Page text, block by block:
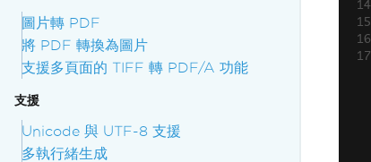
圖片轉 PDF
將 PDF 轉換為圖片
支援多頁面的 TIFF 轉 PDF/A 功能
支援
Unicode 與 UTF-8 支援
多執行緒生成